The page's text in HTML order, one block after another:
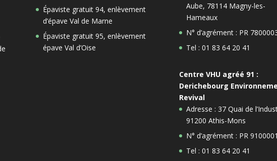
Épaviste gratuit 94, enlèvement
d’épave Val de Marne
Épaviste gratuit 95, enlèvement
épave Val d’Oise
Aube, 78114 Magny-les-
Hameaux
N° d’agrément : PR
Tel : 01 83 64 20 41
Centre VHU agréé 91 :
Derichebourg
Revival
Adresse : 37 Quai de
91200 Athis-Mons
N° d’agrément : PR
Tel : 01 83 64 20 41